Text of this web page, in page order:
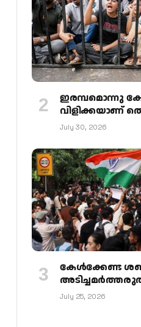
ഇരമ്പമൊന്നു
വിളിക്കയാണ്
July 30, 2026
കേള്‍ക്കേണ്ട
July 25, 2026